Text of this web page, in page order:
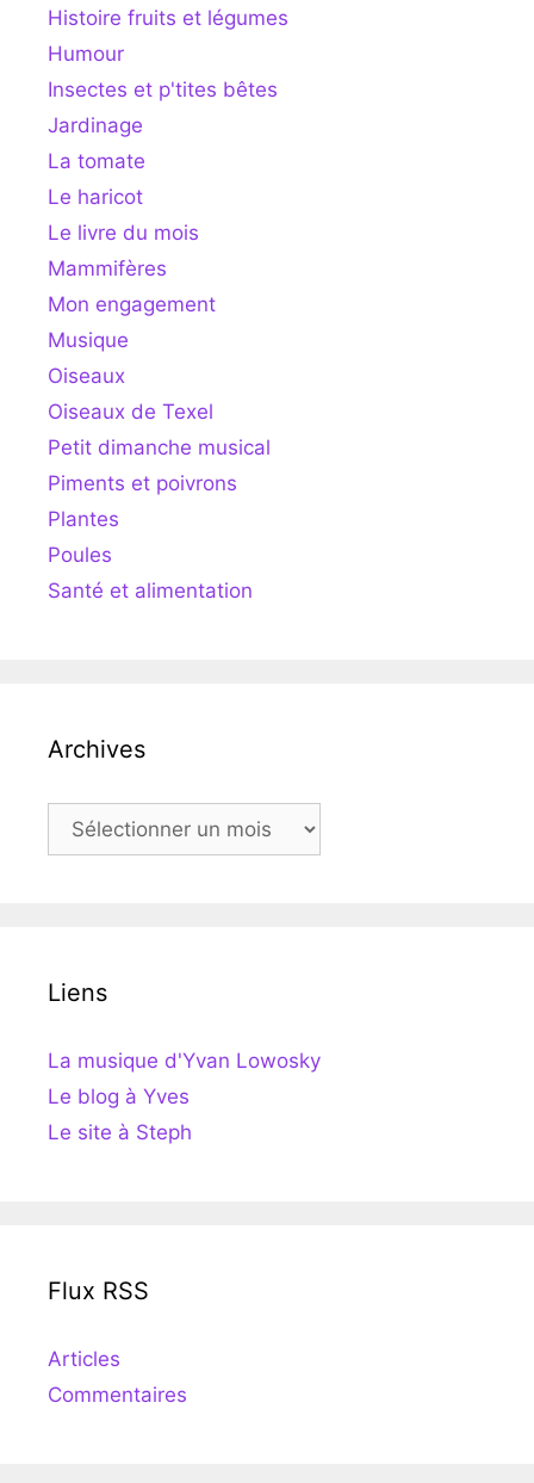
Histoire fruits et légumes
Humour
Insectes et p'tites bêtes
Jardinage
La tomate
Le haricot
Le livre du mois
Mammifères
Mon engagement
Musique
Oiseaux
Oiseaux de Texel
Petit dimanche musical
Piments et poivrons
Plantes
Poules
Santé et alimentation
Archives
Archives
Liens
La musique d'Yvan Lowosky
Le blog à Yves
Le site à Steph
Flux RSS
Articles
Commentaires